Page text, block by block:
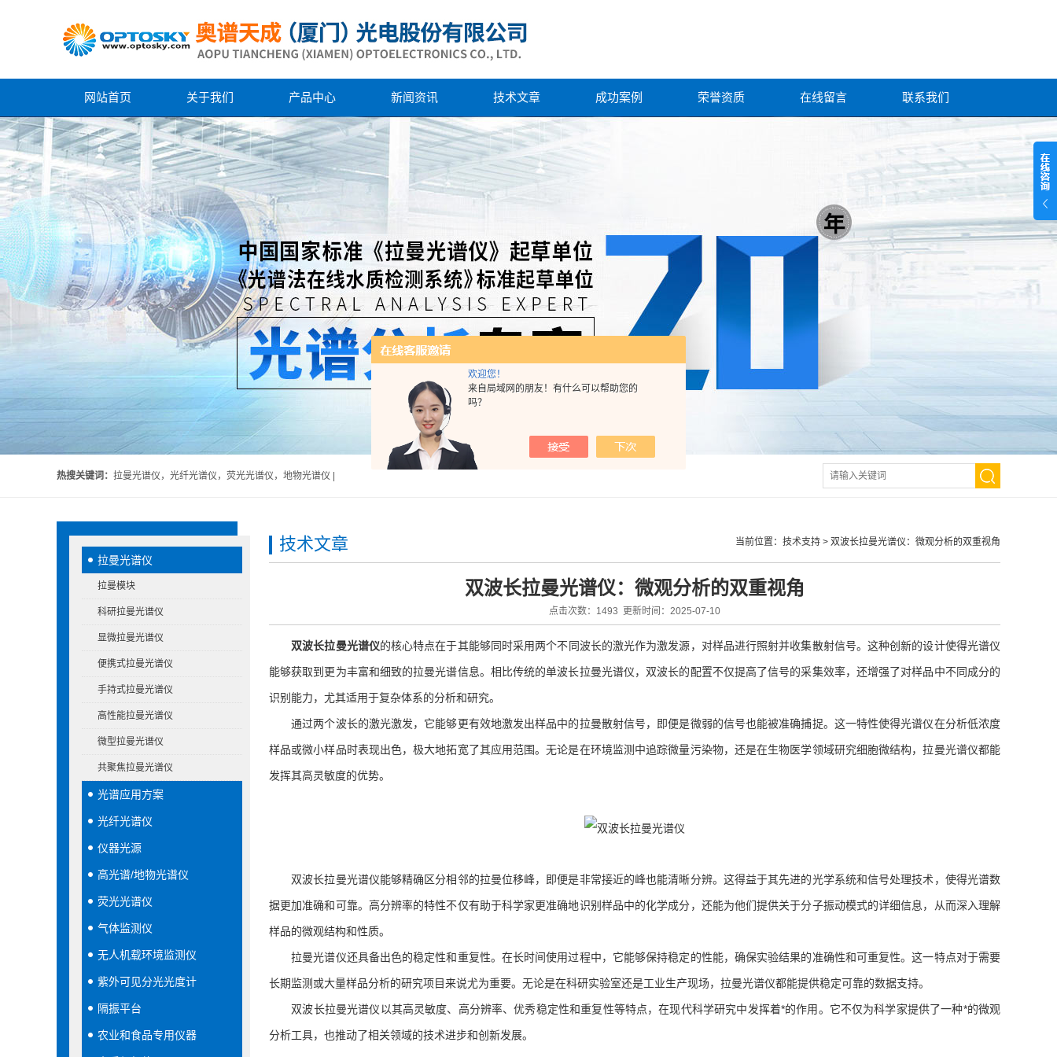
欢迎您！
来自局域网的朋友！有什么可以帮助您的
吗？
网站首页 关于我们 产品中心 新闻资讯 技术文章 成功案例 荣誉资质 在线留言 联系我们
热搜关键词： 拉曼光谱仪，光纤光谱仪，荧光光谱仪，地物光谱仪 |
拉曼光谱仪
拉曼模块
科研拉曼光谱仪
显微拉曼光谱仪
便携式拉曼光谱仪
手持式拉曼光谱仪
高性能拉曼光谱仪
微型拉曼光谱仪
共聚焦拉曼光谱仪
光谱应用方案
光纤光谱仪
仪器光源
高光谱/地物光谱仪
荧光光谱仪
气体监测仪
无人机载环境监测仪
紫外可见分光光度计
隔振平台
农业和食品专用仪器
当前位置： 技术支持 > 双波长拉曼光谱仪：微观分析的双重视角
技术文章
双波长拉曼光谱仪：微观分析的双重视角
点击次数：1493 更新时间：2025-07-10
双波长拉曼光谱仪的核心特点在于其能够同时采用两个不同波长的激光作为激发源，对样品进行照射并收集散射信号。这种创新的设计使得光谱仪
能够获取到更为丰富和细致的拉曼光谱信息。相比传统的单波长拉曼光谱仪，双波长的配置不仅提高了信号的采集效率，还增强了对样品中不同成分的
识别能力，尤其适用于复杂体系的分析和研究。
通过两个波长的激光激发，它能够更有效地激发出样品中的拉曼散射信号，即便是微弱的信号也能被准确捕捉。这一特性使得光谱仪在分析低浓度
样品或微小样品时表现出色，极大地拓宽了其应用范围。无论是在环境监测中追踪微量污染物，还是在生物医学领域研究细胞微结构，拉曼光谱仪都能
发挥其高灵敏度的优势。
双波长拉曼光谱仪能够精确区分相邻的拉曼位移峰，即便是非常接近的峰也能清晰分辨。这得益于其先进的光学系统和信号处理技术，使得光谱数
据更加准确和可靠。高分辨率的特性不仅有助于科学家更准确地识别样品中的化学成分，还能为他们提供关于分子振动模式的详细信息，从而深入理解
样品的微观结构和性质。
拉曼光谱仪还具备出色的稳定性和重复性。在长时间使用过程中，它能够保持稳定的性能，确保实验结果的准确性和可重复性。这一特点对于需要
长期监测或大量样品分析的研究项目来说尤为重要。无论是在科研实验室还是工业生产现场，拉曼光谱仪都能提供稳定可靠的数据支持。
双波长拉曼光谱仪以其高灵敏度、高分辨率、优秀稳定性和重复性等特点，在现代科学研究中发挥着*的作用。它不仅为科学家提供了一种*的微观
分析工具，也推动了相关领域的技术进步和创新发展。